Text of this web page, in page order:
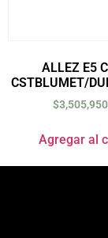
ALLEZ E5
CSTBLUMET/
$
Agregar al